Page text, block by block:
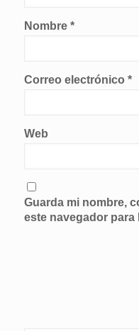
Nombre *
Correo electrónico *
Web
Guarda mi nombre,
este navegador para